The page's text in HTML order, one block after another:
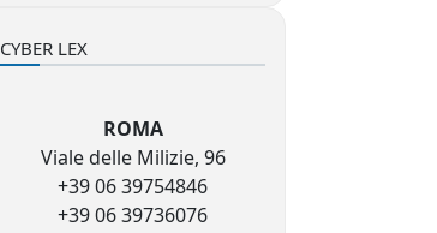
CYBER LEX
ROMA
Viale delle Milizie, 96
+39 06 39754846
+39 06 39736076